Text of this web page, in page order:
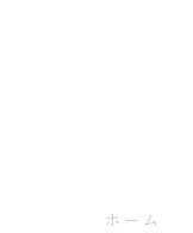
ホーム